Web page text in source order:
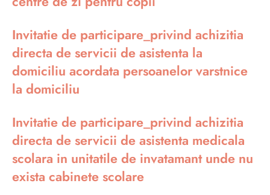
Invitatie de participare_privind achizitia
directa de servicii de asistenta la
domiciliu acordata persoanelor varstnice
la domiciliu
Invitatie de participare_privind achizitia
directa de servicii de asistenta medicala
scolara in unitatile de invatamant unde nu
exista cabinete scolare